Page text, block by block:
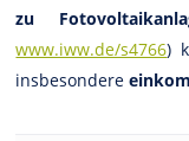
zu
www.iww.de/s4766)
insbesondere